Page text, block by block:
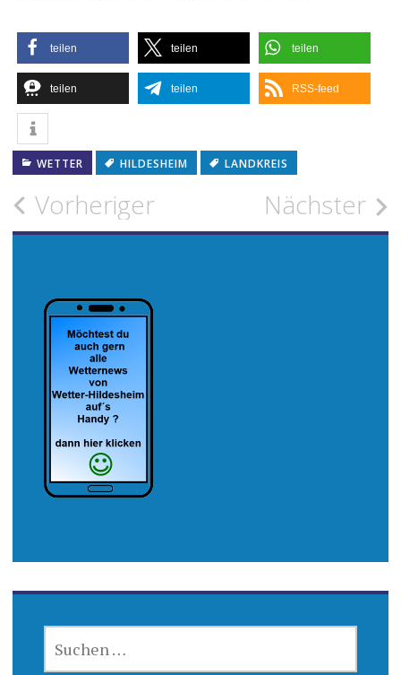
teilen teilen teilen
teilen teilen RSS-feed
WETTER HILDESHEIM LANDKREIS
Beitragsnavigation
Vorheriger Nächster
NACH: